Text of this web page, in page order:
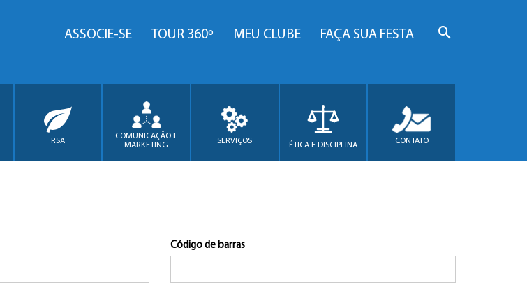
ASSOCIE-SE TOUR 360º MEU CLUBE FAÇA SUA FESTA
RSA
COMUNICAÇÃO E
MARKETING
SERVIÇOS ÉTICA E DISCIPLINA CONTATO
Código de barras